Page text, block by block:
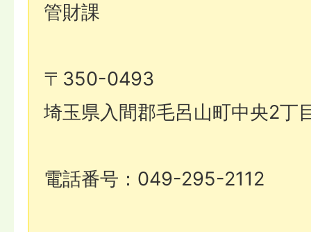
管財課
〒350-0493
埼玉県入間郡毛呂山町中央2丁
電話番号：049-295-2112